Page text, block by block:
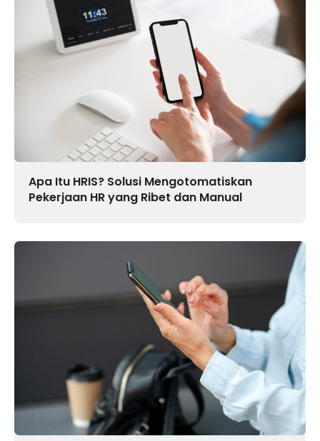
Apa Itu HRIS? Solusi Mengotomatiskan
Pekerjaan HR yang Ribet dan Manual